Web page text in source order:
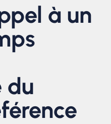
à un
du